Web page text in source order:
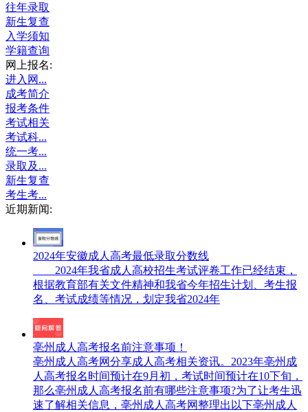
往年录取
新生复查
入学须知
学籍查询
网上报名:
进入网...
成考简介
报考条件
考试相关
考试科...
统一考...
录取及...
新生复查
考生考...
近期新闻:
2024年安徽成人高考最低录取分数线
2024年我省成人高校招生考试评卷工作已经结束，
根据教育部有关文件精神和我省今年招生计划、考生报
名、考试成绩等情况，划定我省2024年
亳州成人高考报名前注意事项！
亳州成人高考网分享成人高考相关资讯。2023年亳州成
人高考报名时间预计在9月初，考试时间预计在10下旬，
那么亳州成人高考报名前有哪些注意事项?为了让考生迅
速了解相关信息，亳州成人高考网整理出以下亳州成人